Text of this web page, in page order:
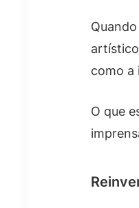
como a
O que